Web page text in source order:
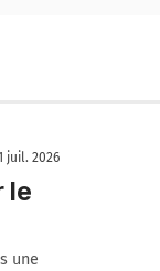
juil. 2026
le
une